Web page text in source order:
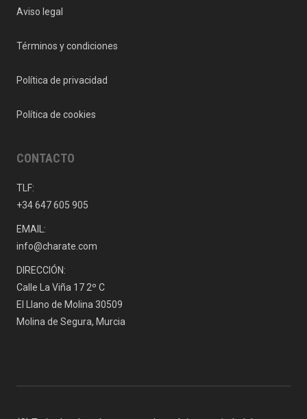
Aviso legal
Términos y condiciones
Política de privacidad
Política de cookies
CONTACTO
TLF:
+34 647 605 905
EMAIL:
info@charate.com
DIRECCIÓN:
Calle La Viña 17 2º C
El Llano de Molina 30509
Molina de Segura, Murcia